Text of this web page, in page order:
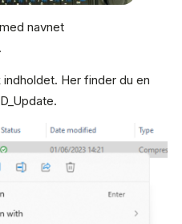
navnet
Her finder du en